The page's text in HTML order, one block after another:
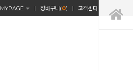
MYPAGE 장바구니(0) 고객센터